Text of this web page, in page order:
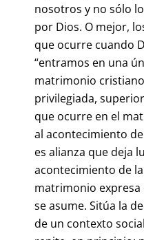
nosotros y no sólo
por Dios. O mejor,
que ocurre cuando
“entramos en una
matrimonio
privilegiada,
que ocurre en el
al acontecimiento
es alianza que deja
acontecimiento de
matrimonio
se asume. Sitúa la
de un contexto